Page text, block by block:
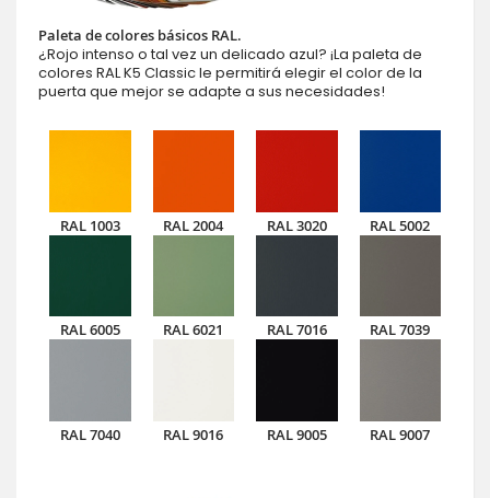
Paleta de colores básicos RAL.
¿Rojo intenso o tal vez un delicado azul? ¡La paleta de
colores RAL K5 Classic le permitirá elegir el color de la
puerta que mejor se adapte a sus necesidades!
RAL 1003 RAL 2004 RAL 3020 RAL 5002
RAL 6005 RAL 6021 RAL 7016 RAL 7039
RAL 7040 RAL 9016 RAL 9005 RAL 9007